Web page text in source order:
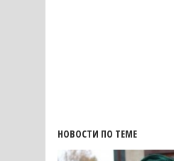
НОВОСТИ ПО ТЕМЕ